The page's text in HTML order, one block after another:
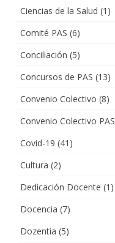
Ciencias de la Salud (1)
Comité PAS (6)
Conciliación (5)
Concursos de PAS (13)
Convenio Colectivo (8)
Convenio Colectivo PAS
Covid-19 (41)
Cultura (2)
Dedicación Docente (1)
Docencia (7)
Dozentia (5)